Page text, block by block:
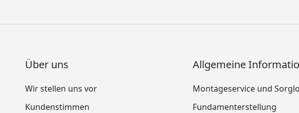
Über uns
Wir stellen uns vor
Kundenstimmen
Allgemeine
Montageservice und
Fundamenterstellung